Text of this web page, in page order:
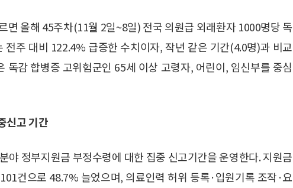
면 올해 45주차(11월 2일~8일) 전국 의원급 외래환자 1000명당 독
전주 대비 122.4% 급증한 수치이자, 작년 같은 기간(4.0명)과 비교
독감 합병증 고위험군인 65세 이상 고령자, 어린이, 임신부를 중심
신고 기간
야 정부지원금 부정수령에 대한 집중 신고기간을 운영한다. 지원금
건으로 48.7% 늘었으며, 의료인력 허위 등록·입원기록 조작·요